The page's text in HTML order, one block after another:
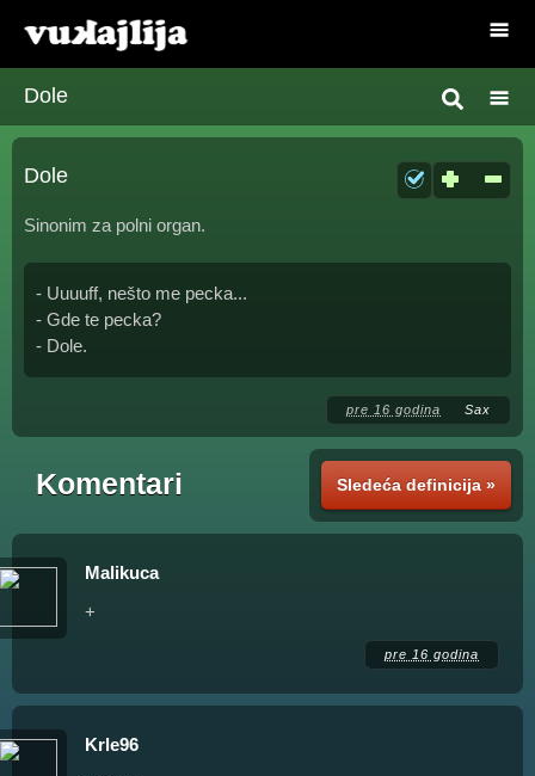
Dole
Dole
Sinonim za polni organ.
- Uuuuff, nešto me pecka...
- Gde te pecka?
- Dole.
pre 16 godina Sax
Sledeća definicija »
Komentari
Malikuca
+
pre 16 godina
Krle96